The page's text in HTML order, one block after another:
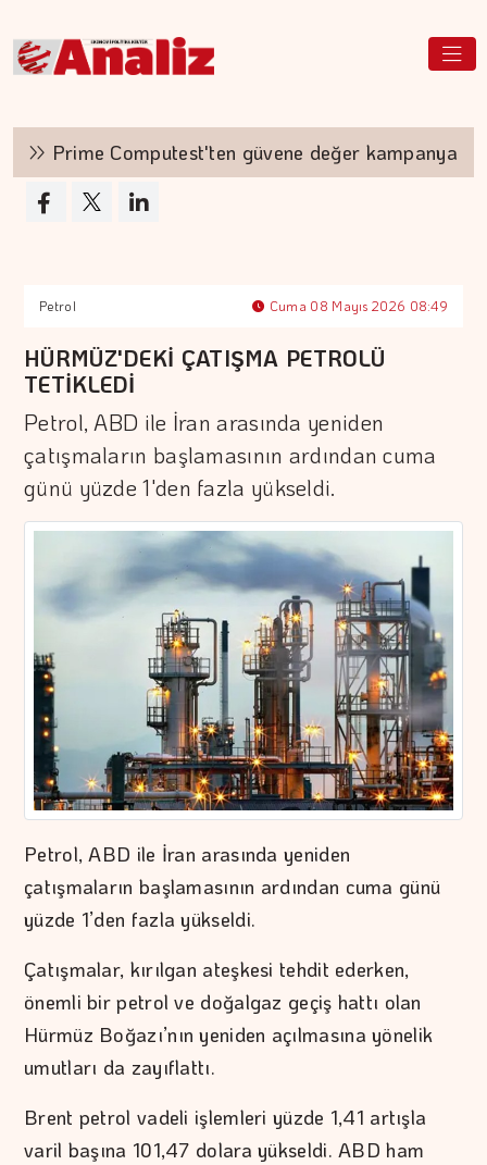
Prime Computest'ten güvene değer kampanya
Petrol Cuma 08 Mayıs 2026 08:49
HÜRMÜZ'DEKİ ÇATIŞMA PETROLÜ
TETİKLEDİ
Petrol, ABD ile İran arasında yeniden
çatışmaların başlamasının ardından cuma
günü yüzde 1'den fazla yükseldi.
Petrol, ABD ile İran arasında yeniden
çatışmaların başlamasının ardından cuma günü
yüzde 1’den fazla yükseldi.
Çatışmalar, kırılgan ateşkesi tehdit ederken,
önemli bir petrol ve doğalgaz geçiş hattı olan
Hürmüz Boğazı’nın yeniden açılmasına yönelik
umutları da zayıflattı.
Brent petrol vadeli işlemleri yüzde 1,41 artışla
varil başına 101,47 dolara yükseldi. ABD ham